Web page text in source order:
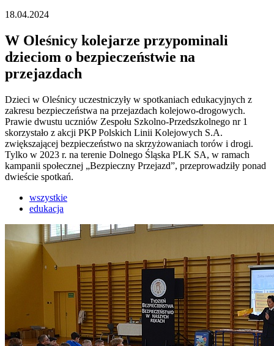
18.04.2024
W Oleśnicy kolejarze przypominali
dzieciom o bezpieczeństwie na
przejazdach
Dzieci w Oleśnicy uczestniczyły w spotkaniach edukacyjnych z
zakresu bezpieczeństwa na przejazdach kolejowo-drogowych.
Prawie dwustu uczniów Zespołu Szkolno-Przedszkolnego nr 1
skorzystało z akcji PKP Polskich Linii Kolejowych S.A.
zwiększającej bezpieczeństwo na skrzyżowaniach torów i drogi.
Tylko w 2023 r. na terenie Dolnego Śląska PLK SA, w ramach
kampanii społecznej „Bezpieczny Przejazd”, przeprowadziły ponad
dwieście spotkań.
wszystkie
edukacja